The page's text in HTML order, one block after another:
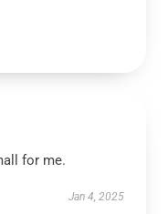
for me.
Jan 4, 2025